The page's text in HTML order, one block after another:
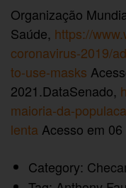
Organização
Saúde, https://
coronavirus-2019/
to-use-masks
2021.DataSenado,
maioria-da-
lenta Acesso em
Category: